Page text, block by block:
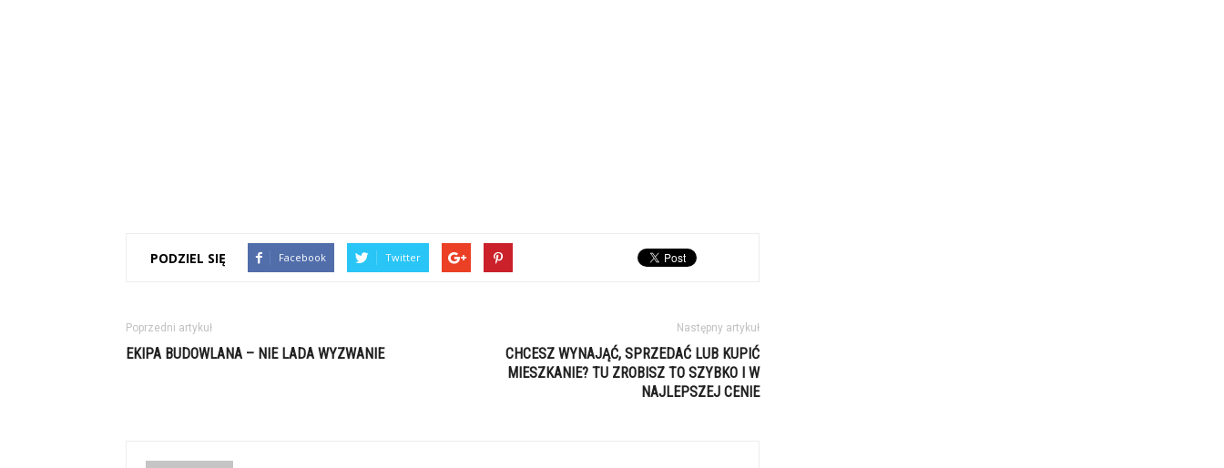
PODZIEL SIĘ Facebook Twitter
Poprzedni artykuł
EKIPA BUDOWLANA – NIE LADA WYZWANIE
Następny artykuł
CHCESZ WYNAJĄĆ, SPRZEDAĆ LUB KUPIĆ
MIESZKANIE? TU ZROBISZ TO SZYBKO I W
NAJLEPSZEJ CENIE